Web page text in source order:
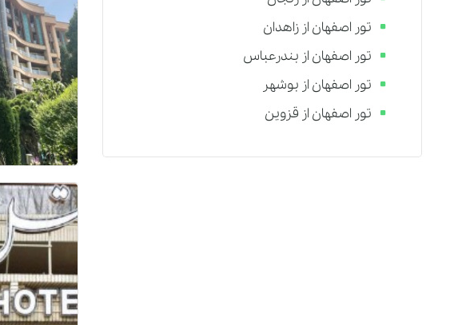
تور اصفهان از زاهدان
تور اصفهان از بندرعباس
تور اصفهان از بوشهر
تور اصفهان از قزوین